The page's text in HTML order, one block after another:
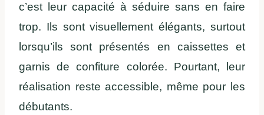
c’est leur capacité à séduire sans en faire
trop. Ils sont visuellement élégants, surtout
lorsqu’ils sont présentés en caissettes et
garnis de confiture colorée. Pourtant, leur
réalisation reste accessible, même pour les
débutants.